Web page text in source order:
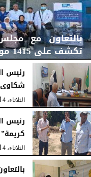
بالتعاون مع
تكشف على 1415 مواطنًا بالشرقية...
الخميس، 6 أغسطس 2026 04:59 مـ
رئيس
شكاوى
الثلاثاء، 4 أغسطس 2026
رئيس
الثلاثاء، 4 أغسطس 2026